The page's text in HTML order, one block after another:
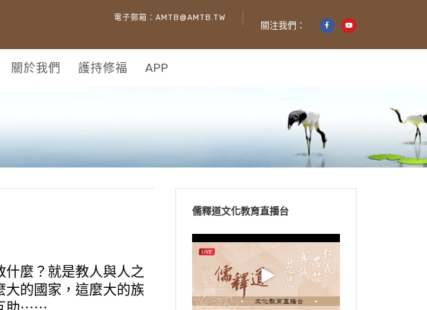
電子郵箱：AMTB@AMTB.TW
關注我們：
關於我們 護持修福 APP
什麼？就是教人與人之
大的國家，這麼大的族
儒釋道文化教育直播台